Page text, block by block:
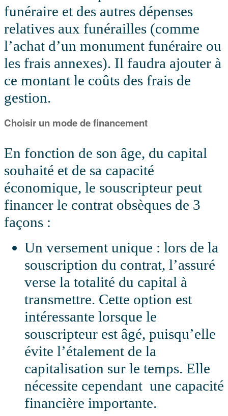
funéraire et des autres dépenses
relatives aux funérailles (comme
l’achat d’un monument funéraire ou
les frais annexes). Il faudra ajouter à
ce montant le coûts des frais de
gestion.
Choisir un mode de financement
En fonction de son âge, du capital
souhaité et de sa capacité
économique, le souscripteur peut
financer le contrat obsèques de 3
façons :
Un versement unique : lors de la
souscription du contrat, l’assuré
verse la totalité du capital à
transmettre. Cette option est
intéressante lorsque le
souscripteur est âgé, puisqu’elle
évite l’étalement de la
capitalisation sur le temps. Elle
nécessite cependant une capacité
financière importante.